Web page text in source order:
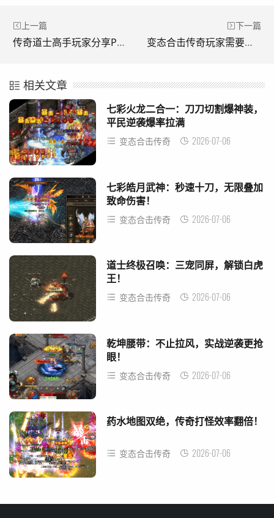
上一篇
传奇道士高手玩家分享PK经验。(传奇道教高手玩家分享PK经验。)
下一篇
变态合击传奇玩家需要运用各种技巧来提升自己的实力。(异常连击传奇玩家需要使用各种技巧来提升自己的实力。)
相关文章
七彩火龙二合一：刀刀切割爆神装，
平民逆袭爆率拉满
变态合击传奇 2026-07-06
七彩皓月武神：秒速十刀，无限叠加
致命伤害！
变态合击传奇 2026-07-06
道士终极召唤：三宠同屏，解锁白虎
王！
变态合击传奇 2026-07-06
乾坤腰带：不止拉风，实战逆袭更抢
眼！
变态合击传奇 2026-07-06
药水地图双绝，传奇打怪效率翻倍！
变态合击传奇 2026-07-06